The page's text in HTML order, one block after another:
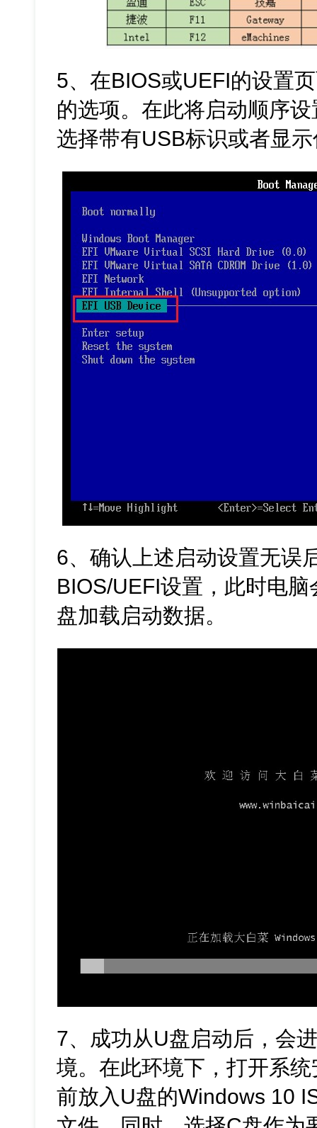
5、在BIOS或UEFI的设置
的选项。在此将启动顺序
选择带有USB标识或者显
6、确认上述启动设置无误
BIOS/UEFI设置，此时电
盘加载启动数据。
7、成功从U盘启动后，会
境。在此环境下，打开系
前放入U盘的Windows 10